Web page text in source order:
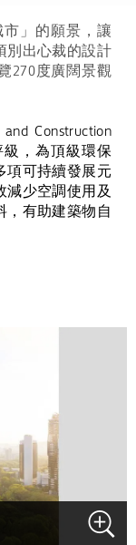
」的願景，讓
別出心裁的設計
270度廣闊景觀
and Construction
，為頂級環保
項可持續發展元
減少空調使用及
，有助建築物自